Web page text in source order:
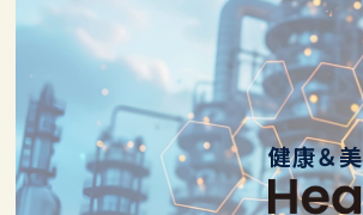
健康＆